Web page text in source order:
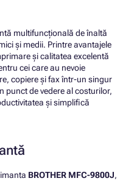
multifuncțională de înaltă
și medii. Printre avantajele
și calitatea excelentă
cei care au nevoie
copiere și fax într-un singur
punct de vedere al costurilor,
și simplifică
BROTHER MFC-9800J,